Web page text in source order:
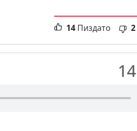
14 Пиздато 2
14